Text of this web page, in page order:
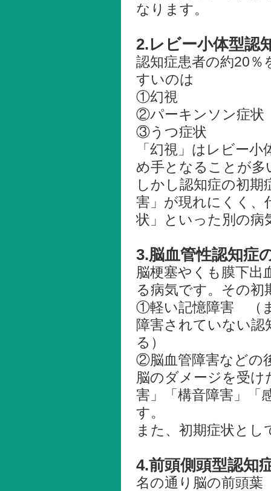
なります。
2.レビー小体型認
認知症患者の約20
すいのは
①幻視
②パーキンソン症状
③うつ症状
「幻視」はレビー
め手となることが多
しかし認知症の初
害」が現れにくく、
状」といった別の病
3.脳血管性認知症
脳梗塞やくも膜下出
る病気です。その初
①軽い記憶障害 （
障害されていない
る）
②脳血管障害などの
脳のダメージを受
害」「構音障害」「
す。
また、初期症状と
4.前頭側頭型認知
名の通り脳の前頭葉